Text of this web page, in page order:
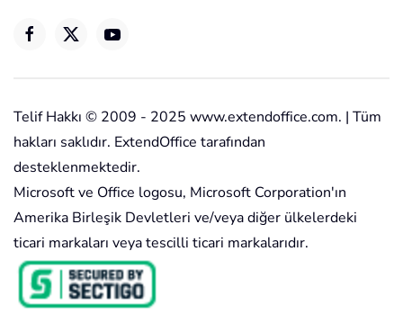
Telif Hakkı © 2009 - 2025 www.extendoffice.com. | Tüm
hakları saklıdır. ExtendOffice tarafından
desteklenmektedir.
Microsoft ve Office logosu, Microsoft Corporation'ın
Amerika Birleşik Devletleri ve/veya diğer ülkelerdeki
ticari markaları veya tescilli ticari markalarıdır.